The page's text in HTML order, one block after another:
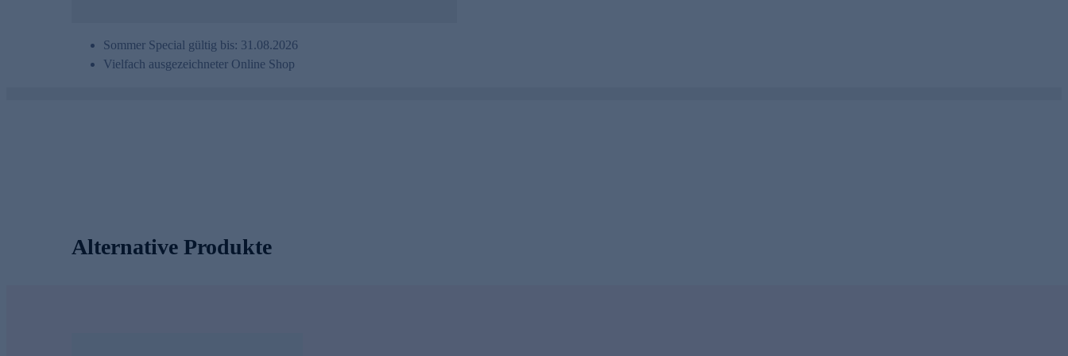
Sommer Special gültig bis: 31.08.2026
Vielfach ausgezeichneter Online Shop
Alternative Produkte